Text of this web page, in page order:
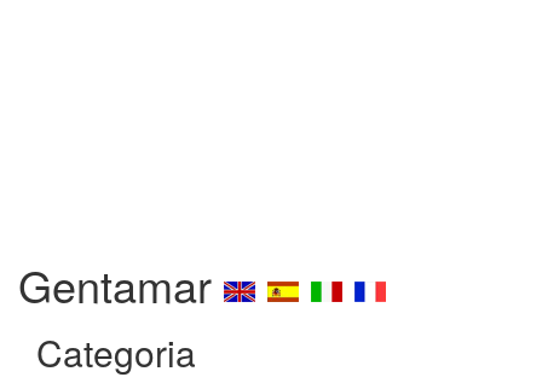
Gentamar
Categoria